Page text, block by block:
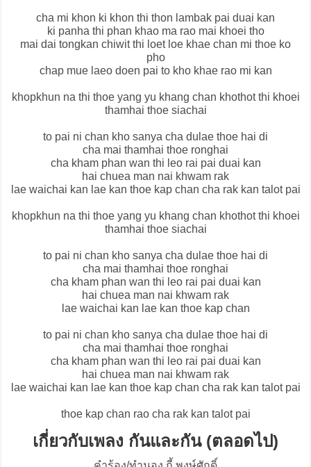
cha mi khon ki khon thi thon lambak pai duai kan
ki panha thi phan khao ma rao mai khoei tho
mai dai tongkan chiwit thi loet loe khae chan mi thoe ko
pho
chap mue laeo doen pai to kho khae rao mi kan
khopkhun na thi thoe yang yu khang chan khothot thi khoei
thamhai thoe siachai
to pai ni chan kho sanya cha dulae thoe hai di
cha mai thamhai thoe ronghai
cha kham phan wan thi leo rai pai duai kan
hai chuea man nai khwam rak
lae waichai kan lae kan thoe kap chan cha rak kan talot pai
khopkhun na thi thoe yang yu khang chan khothot thi khoei
thamhai thoe siachai
to pai ni chan kho sanya cha dulae thoe hai di
cha mai thamhai thoe ronghai
cha kham phan wan thi leo rai pai duai kan
hai chuea man nai khwam rak
lae waichai kan lae kan thoe kap chan
to pai ni chan kho sanya cha dulae thoe hai di
cha mai thamhai thoe ronghai
cha kham phan wan thi leo rai pai duai kan
hai chuea man nai khwam rak
lae waichai kan lae kan thoe kap chan cha rak kan talot pai
thoe kap chan rao cha rak kan talot pai
เกี่ยวกับเพลง กันและกัน (ตลอดไป)